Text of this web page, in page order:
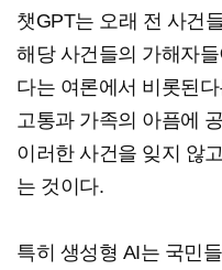
챗GPT는 오래 전 사건
해당 사건들의 가해자
다는 여론에서 비롯된
고통과 가족의 아픔에
이러한 사건을 잊지 않
는 것이다.
특히 생성형 AI는 국민